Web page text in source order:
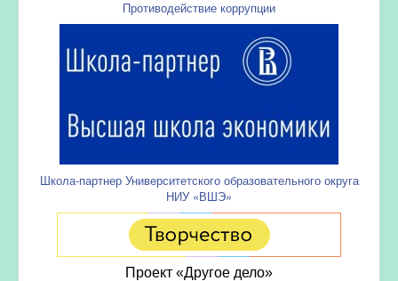
Противодействие коррупции
Школа-партнер Университетского образовательного округа
НИУ «ВШЭ»
Проект «Другое дело»